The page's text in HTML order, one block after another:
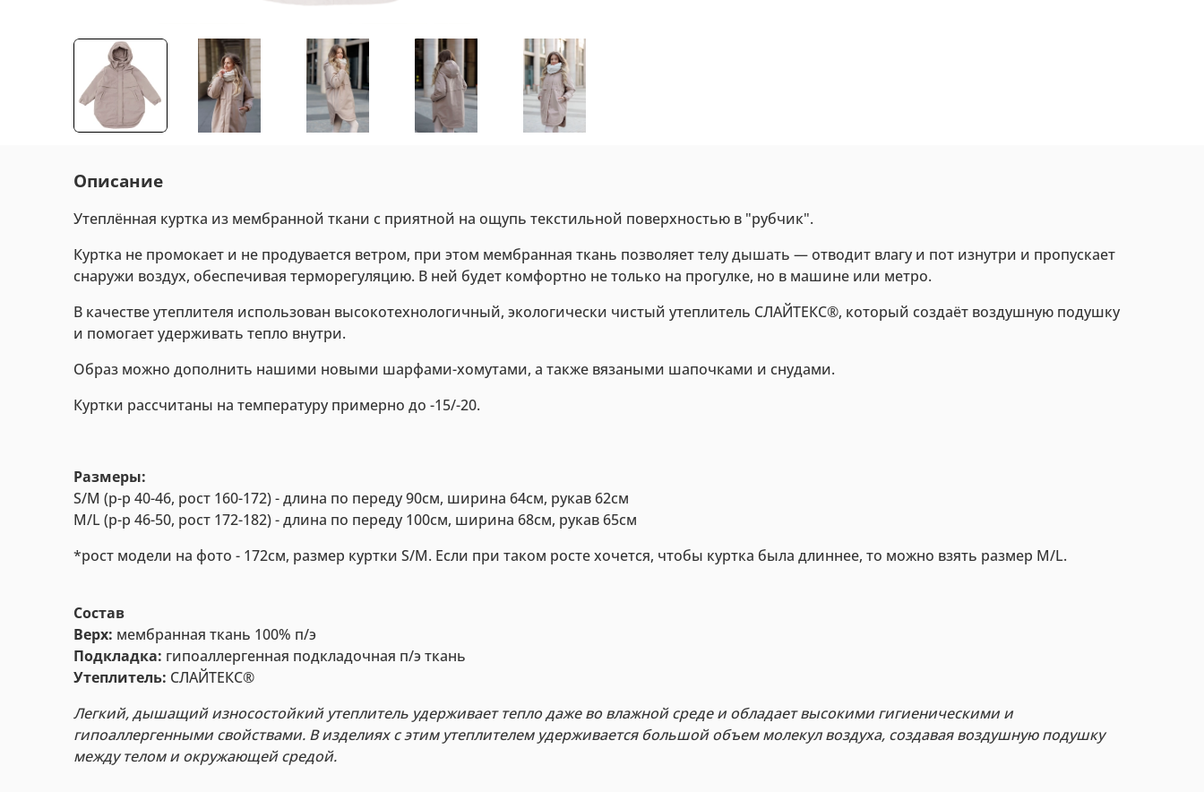
Описание
Утеплённая куртка из мембранной ткани с приятной на ощупь текстильной поверхностью в "рубчик".
Куртка не промокает и не продувается ветром, при этом мембранная ткань позволяет телу дышать — отводит влагу и пот изнутри и пропускает
снаружи воздух, обеспечивая терморегуляцию. В ней будет комфортно не только на прогулке, но в машине или метро.
В качестве утеплителя использован высокотехнологичный, экологически чистый утеплитель СЛАЙТЕКС®, который создаёт воздушную подушку
и помогает удерживать тепло внутри.
Образ можно дополнить нашими новыми шарфами-хомутами, а также вязаными шапочками и снудами.
Куртки рассчитаны на температуру примерно до -15/-20.
Размеры:
S/M (р-р 40-46, рост 160-172) - длина по переду 90см, ширина 64см, рукав 62см
M/L (р-р 46-50, рост 172-182) - длина по переду 100см, ширина 68см, рукав 65см
*рост модели на фото - 172см, размер куртки S/M. Если при таком росте хочется, чтобы куртка была длиннее, то можно взять размер M/L.
Состав
Верх: мембранная ткань 100% п/э
Подкладка: гипоаллергенная подкладочная п/э ткань
Утеплитель: СЛАЙТЕКС®
Легкий, дышащий износостойкий утеплитель удерживает тепло даже во влажной среде и обладает высокими гигиеническими и
гипоаллергенными свойствами. В изделиях с этим утеплителем удерживается большой объем молекул воздуха, создавая воздушную подушку
между телом и окружающей средой.